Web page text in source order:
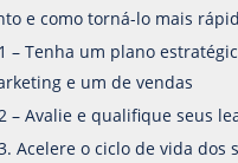
e como torná-lo mais
1 – Tenha um plano
e um de vendas
2 – Avalie e qualifique seus
Acelere o ciclo de vida dos